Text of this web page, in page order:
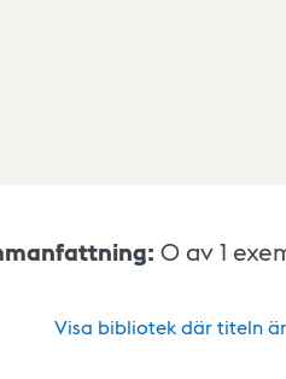
0 av 1
Visa bibliotek där titeln